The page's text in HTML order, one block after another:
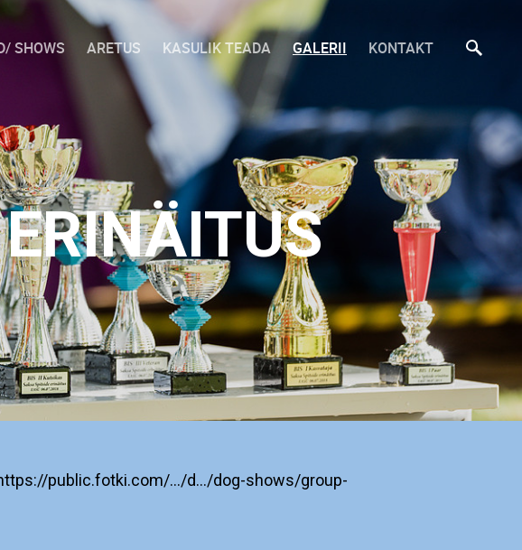
SHOWS ARETUS KASULIK TEADA GALERII KONTAKT
public.fotki.com/…/d…/dog-shows/group-